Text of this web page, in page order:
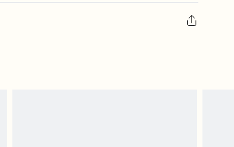
€9.99
cosmétiques, les bijoux pour piercings, les jouets
linge de lit, les matelas, les surmatelas et les